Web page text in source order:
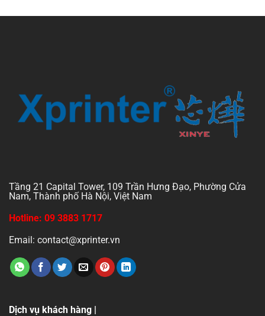
5
Tầng 21 Capital Tower, 109 Trần Hưng Đạo, Phường Cửa
Nam, Thành phố Hà Nội, Việt Nam
Hotline: 09 3883 1717
Email: contact@xprinter.vn
Dịch vụ khách hàng |